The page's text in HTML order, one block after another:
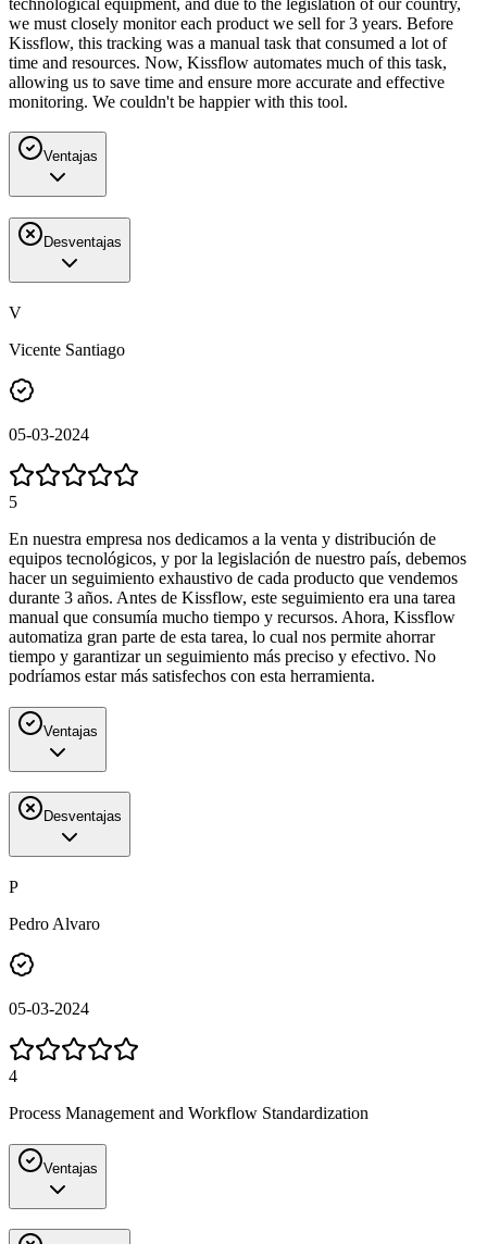
we must closely monitor each product we sell for 3 years. Before
Kissflow, this tracking was a manual task that consumed a lot of
time and resources. Now, Kissflow automates much of this task,
allowing us to save time and ensure more accurate and effective
monitoring. We couldn't be happier with this tool.
Ventajas
Desventajas
V
Vicente Santiago
05-03-2024
5
En nuestra empresa nos dedicamos a la venta y distribución de
equipos tecnológicos, y por la legislación de nuestro país, debemos
hacer un seguimiento exhaustivo de cada producto que vendemos
durante 3 años. Antes de Kissflow, este seguimiento era una tarea
manual que consumía mucho tiempo y recursos. Ahora, Kissflow
automatiza gran parte de esta tarea, lo cual nos permite ahorrar
tiempo y garantizar un seguimiento más preciso y efectivo. No
podríamos estar más satisfechos con esta herramienta.
Ventajas
Desventajas
P
Pedro Alvaro
05-03-2024
4
Process Management and Workflow Standardization
Ventajas